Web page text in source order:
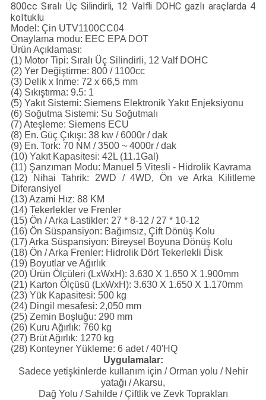
800cc Sıralı Üç Silindirli, 12 Valfli DOHC gazlı araçlarda 4
koltuklu
Model: Çin UTV1100CC04
Onaylama modu: EEC EPA DOT
Ürün Açıklaması:
(1) Motor Tipi: Sıralı Üç Silindirli, 12 Valf DOHC
(2) Yer Değiştirme: 800 / 1100cc
(3) Delik x İnme: 72 x 66,5 mm
(4) Sıkıştırma: 9.5: 1
(5) Yakıt Sistemi: Siemens Elektronik Yakıt Enjeksiyonu
(6) Soğutma Sistemi: Su Soğutmalı
(7) Ateşleme: Siemens ECU
(8) En. Güç Çıkışı: 38 kw / 6000r / dak
(9) En. Tork: 70 NM / 3500 ~ 4000r / dak
(10) Yakıt Kapasitesi: 42L (11.1Gal)
(11) Şanzıman Modu: Manuel 5 Vitesli - Hidrolik Kavrama
(12) Nihai Tahrik: 2WD / 4WD, Ön ve Arka Kilitleme
Diferansiyel
(13) Azami Hız: 88 KM
(14) Tekerlekler ve Frenler
(15) Ön / Arka Lastikler: 27 * 8-12 / 27 * 10-12
(16) Ön Süspansiyon: Bağımsız, Çift Dönüş Kolu
(17) Arka Süspansiyon: Bireysel Boyuna Dönüş Kolu
(18) Ön / Arka Frenler: Hidrolik Dört Tekerlekli Disk
(19) Boyutlar ve Ağırlık
(20) Ürün Ölçüleri (LxWxH): 3.630 X 1.650 X 1.900mm
(21) Karton Ölçüsü (LxWxH): 3.630 X 1.650 X 1.170mm
(23) Yük Kapasitesi: 500 kg
(24) Dingil mesafesi: 2,050 mm
(25) Zemin Boşluğu: 290 mm
(26) Kuru Ağırlık: 760 kg
(27) Brüt Ağırlık: 1270 kg
(28) Konteyner Yükleme: 6 adet / 40'HQ
Uygulamalar:
Sadece yetişkinlerde kullanım için / Orman yolu / Nehir
yatağı / Akarsu,
Dağ Yolu / Sahilde / Çiftlik ve Zevk Toprakları